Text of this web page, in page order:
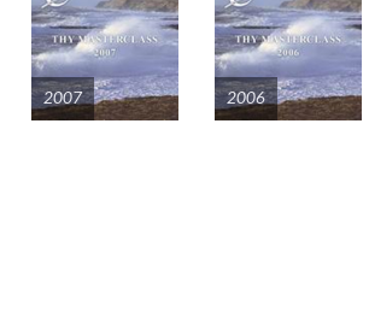
2007 2006